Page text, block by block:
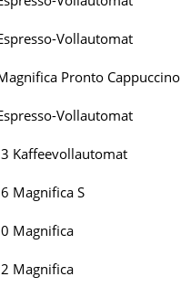
Vollautomat
Pronto Cappuccino
Vollautomat
Kaffeevollautomat
Magnifica S
Magnifica
Magnifica